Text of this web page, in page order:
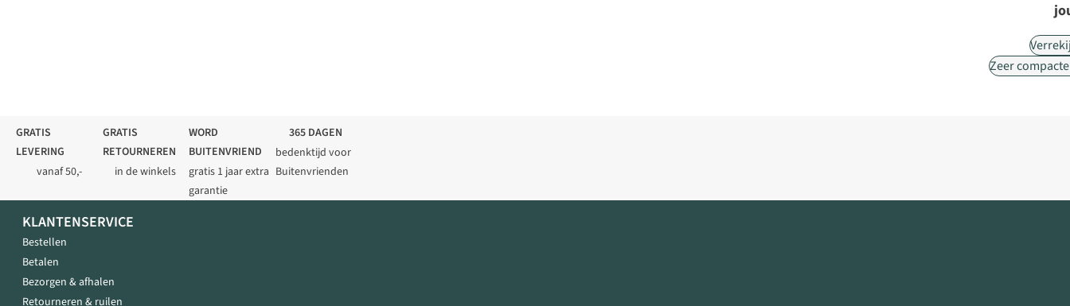
Zeer
GRATIS
LEVERING
vanaf 50,-
GRATIS
RETOURNEREN
in de winkels
WORD
BUITENVRIEND
gratis 1 jaar extra
garantie
365 DAGEN
bedenktijd voor
Buitenvrienden
KLANTENSERVICE
Bestellen
Betalen
Bezorgen & afhalen
Retourneren & ruilen